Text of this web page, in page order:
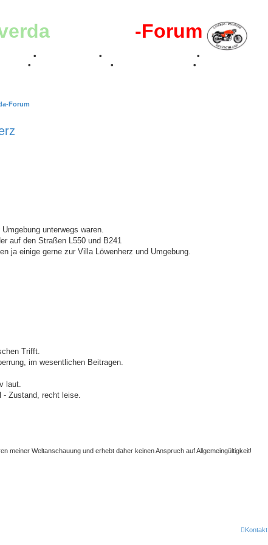
-Forum
• • •
• • •
Forum
unterwegs waren.
auf den Straßen L550 und B241
ja einige gerne zur Villa Löwenherz und Umgebung.
Trifft.
im wesentlichen Beitragen.
laut.
Zustand, recht leise.
meiner Weltanschauung und erhebt daher keinen Anspruch auf Allgemeingültigkeit!
Kontakt